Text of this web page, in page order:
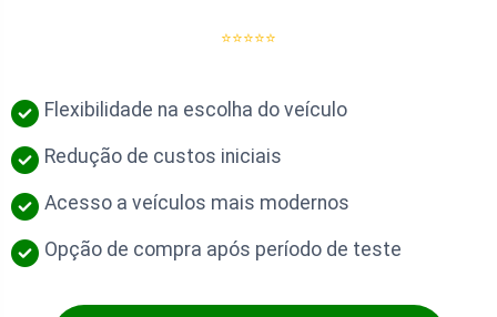
⭐⭐⭐⭐⭐
Flexibilidade na escolha do veículo
Redução de custos iniciais
Acesso a veículos mais modernos
Opção de compra após período de teste